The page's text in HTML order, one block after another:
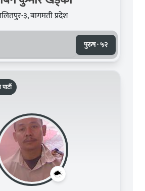
३, बागमती प्रदेश
पुरुष · ५२